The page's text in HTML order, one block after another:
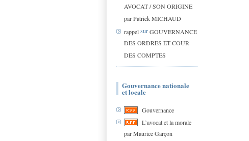
AVOCAT / SON ORIGINE
par Patrick MICHAUD
rappelsurGOUVERNANCE
DES ORDRES ET COUR
DES COMPTES
Gouvernance nationale
et locale
Gouvernance
L’avocat et la morale
par Maurice Garçon